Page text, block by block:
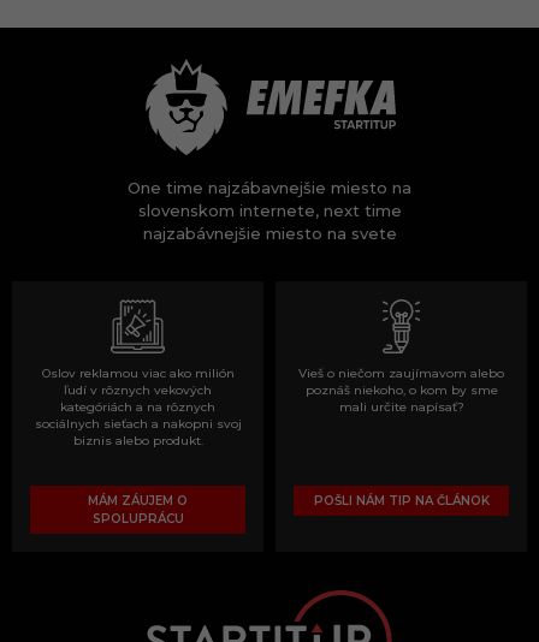
One time najzábavnejšie miesto na
slovenskom internete, next time
najzabávnejšie miesto na svete
Oslov reklamou viac ako milión
ľudí v rôznych vekových
kategóriách a na rôznych
sociálnych sieťach a nakopni svoj
biznis alebo produkt.
MÁM ZÁUJEM O
SPOLUPRÁCU
Vieš o niečom zaujímavom alebo
poznáš niekoho, o kom by sme
mali určite napísať?
POŠLI NÁM TIP NA ČLÁNOK